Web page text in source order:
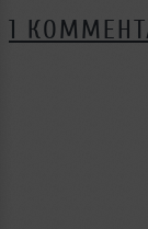
1